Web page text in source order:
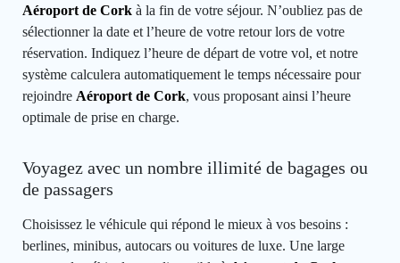
Aéroport de Cork à la fin de votre séjour. N’oubliez pas de
sélectionner la date et l’heure de votre retour lors de votre
réservation. Indiquez l’heure de départ de votre vol, et notre
système calculera automatiquement le temps nécessaire pour
rejoindre Aéroport de Cork, vous proposant ainsi l’heure
optimale de prise en charge.
Voyagez avec un nombre illimité de bagages ou
de passagers
Choisissez le véhicule qui répond le mieux à vos besoins :
berlines, minibus, autocars ou voitures de luxe. Une large